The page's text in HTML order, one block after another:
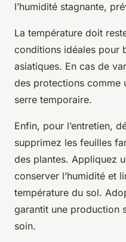
l’humidité stagnante,
La température doit
conditions idéales pour
asiatiques. En cas de
des protections comme
serre temporaire.
Enfin, pour l’entretien,
supprimez les feuilles
des plantes. Appliquez
conserver l’humidité et
température du sol.
garantit une production
soin.